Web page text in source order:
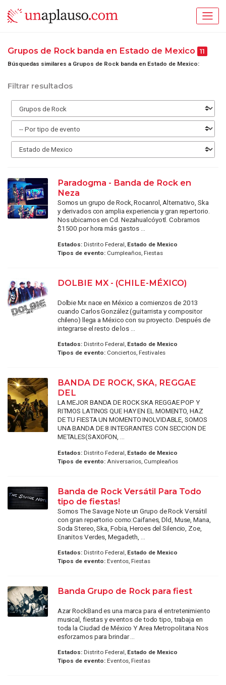
Grupos de Rock banda en Estado de Mexico 11
Búsquedas similares a Grupos de Rock banda en Estado de Mexico:
Filtrar resultados
Paradogma - Banda de Rock en
Neza
Somos un grupo de Rock, Rocanrol, Alternativo, Ska
y derivados con amplia experiencia y gran repertorio.
Nos ubicamos en Cd. Nezahualcóyotl. Cobramos
$1500 por hora más gastos ...
Estados:Distrito Federal, Estado de Mexico
Tipos de evento:Cumpleaños, Fiestas
DOLBIE MX - (CHILE-MÉXICO)
Dolbie Mx nace en México a comienzos de 2013
cuando Carlos González (guitarrista y compositor
chileno) llega a México con su proyecto. Después de
integrarse el resto de los ...
Estados:Distrito Federal, Estado de Mexico
Tipos de evento:Conciertos, Festivales
BANDA DE ROCK, SKA, REGGAE
DEL
LA MEJOR BANDA DE ROCK SKA REGGAE POP Y
RITMOS LATINOS QUE HAY EN EL MOMENTO, HAZ
DE TU FIESTA UN MOMENTO INOLVIDABLE, SOMOS
UNA BANDA DE 8 INTEGRANTES CON SECCION DE
METALES(SAXOFON, ...
Estados:Distrito Federal, Estado de Mexico
Tipos de evento:Aniversarios, Cumpleaños
Banda de Rock Versátil Para Todo
tipo de fiestas!
Somos The Savage Note un Grupo de Rock Versátil
con gran repertorio como:Caifanes, Dld, Muse, Mana,
Soda Stereo, Ska, Fobia, Heroes del Silencio, Zoe,
Enanitos Verdes, Megadeth, ...
Estados:Distrito Federal, Estado de Mexico
Tipos de evento:Eventos, Fiestas
Banda Grupo de Rock para fiest
Azar RockBand es una marca para el entretenimiento
musical, fiestas y eventos de todo tipo, trabaja en
toda la Ciudad de México Y Area Metropolitana Nos
esforzamos para brindar ...
Estados:Distrito Federal, Estado de Mexico
Tipos de evento:Eventos, Fiestas